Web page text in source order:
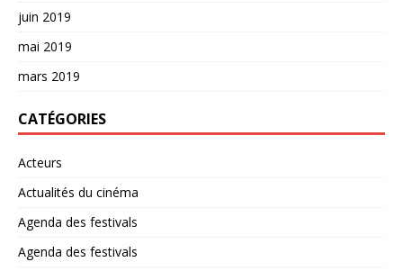
juin 2019
mai 2019
mars 2019
CATÉGORIES
Acteurs
Actualités du cinéma
Agenda des festivals
Agenda des festivals